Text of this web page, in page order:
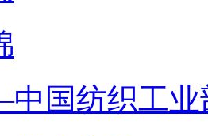
国纺织工业